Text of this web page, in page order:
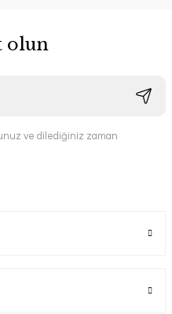
olun
ve dilediğiniz zaman